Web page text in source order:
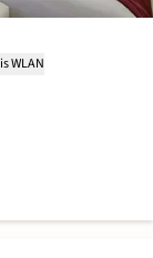
WLAN